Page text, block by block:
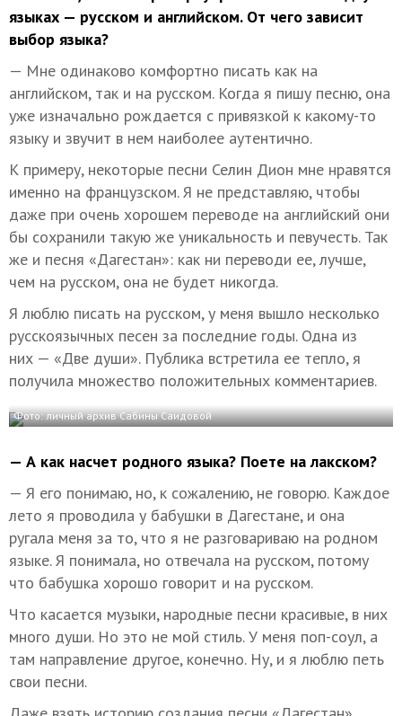
языках — русском и английском. От чего зависит
выбор языка?
— Мне одинаково комфортно писать как на
английском, так и на русском. Когда я пишу песню, она
уже изначально рождается с привязкой к какому-то
языку и звучит в нем наиболее аутентично.
К примеру, некоторые песни Селин Дион мне нравятся
именно на французском. Я не представляю, чтобы
даже при очень хорошем переводе на английский они
бы сохранили такую же уникальность и певучесть. Так
же и песня «Дагестан»: как ни переводи ее, лучше,
чем на русском, она не будет никогда.
Я люблю писать на русском, у меня вышло несколько
русскоязычных песен за последние годы. Одна из
них — «Две души». Публика встретила ее тепло, я
получила множество положительных комментариев.
Фото: личный архив Сабины Саидовой
— А как насчет родного языка? Поете на лакском?
— Я его понимаю, но, к сожалению, не говорю. Каждое
лето я проводила у бабушки в Дагестане, и она
ругала меня за то, что я не разговариваю на родном
языке. Я понимала, но отвечала на русском, потому
что бабушка хорошо говорит и на русском.
Что касается музыки, народные песни красивые, в них
много души. Но это не мой стиль. У меня поп-соул, а
там направление другое, конечно. Ну, и я люблю петь
свои песни.